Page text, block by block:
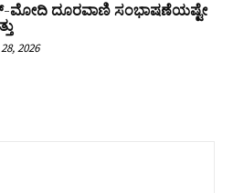
ಮೋದಿ ದೂರವಾಣಿ ಸಂಭಾಷಣೆಯಷ್ಟೇ
2026